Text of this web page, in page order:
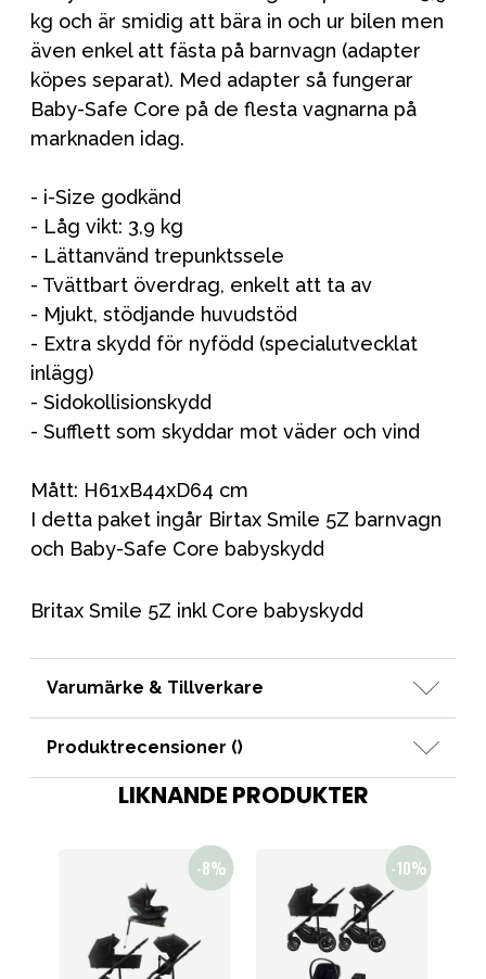
kg och är smidig att bära in och ur bilen men
även enkel att fästa på barnvagn (adapter
köpes separat). Med adapter så fungerar
Baby-Safe Core på de flesta vagnarna på
marknaden idag.
- i-Size godkänd
- Låg vikt: 3,9 kg
- Lättanvänd trepunktssele
- Tvättbart överdrag, enkelt att ta av
- Mjukt, stödjande huvudstöd
- Extra skydd för nyfödd (specialutvecklat
inlägg)
- Sidokollisionskydd
- Sufflett som skyddar mot väder och vind
Mått: H61xB44xD64 cm
I detta paket ingår Birtax Smile 5Z barnvagn
och Baby-Safe Core babyskydd
Britax Smile 5Z inkl Core babyskydd
Varumärke & Tillverkare
Produktrecensioner ()
LIKNANDE PRODUKTER